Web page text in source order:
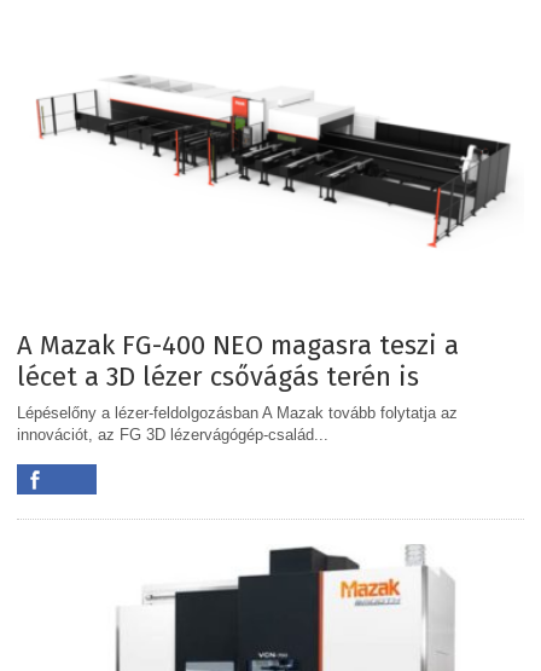
A Mazak FG-400 NEO magasra teszi a
lécet a 3D lézer csővágás terén is
Lépéselőny a lézer-feldolgozásban A Mazak tovább folytatja az
innovációt, az FG 3D lézervágógép-család...